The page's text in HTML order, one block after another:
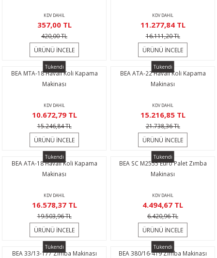
KDV DAHİL
357,00 TL
420,00 TL
ÜRÜNÜ İNCELE
KDV DAHİL
11.277,84 TL
16.111,20 TL
ÜRÜNÜ İNCELE
Tükendi
BEA MTA-18 Havalı Koli Kapama
Makinası
KDV DAHİL
10.672,79 TL
15.246,84 TL
ÜRÜNÜ İNCELE
Tükendi
BEA ATA-22 Havalı Koli Kapama
Makinası
KDV DAHİL
15.216,85 TL
21.738,36 TL
ÜRÜNÜ İNCELE
Tükendi
BEA ATA-18 Havalı Koli Kapama
Makinası
KDV DAHİL
16.578,37 TL
19.503,96 TL
ÜRÜNÜ İNCELE
Tükendi
BEA SC M2555 Euro Palet Zımba
Makinası
KDV DAHİL
4.494,67 TL
6.420,96 TL
ÜRÜNÜ İNCELE
Tükendi
BEA 33/13-177 Zımba Makinası
Tükendi
BEA 380/16-419 Zımba Makinası